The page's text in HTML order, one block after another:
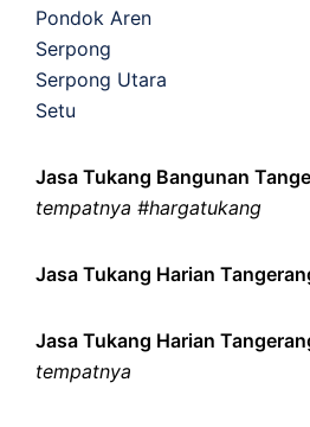
Pondok Aren
Serpong
Serpong Utara
Setu
Jasa Tukang Bangunan
tempatnya #hargatukang
Jasa Tukang Harian
Jasa Tukang Harian
tempatnya